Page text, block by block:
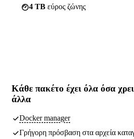
4 TB εύρος ζώνης
Κάθε πακέτο έχει όλα όσα
άλλα
Docker manager
Γρήγορη πρόσβαση στα αρχεία